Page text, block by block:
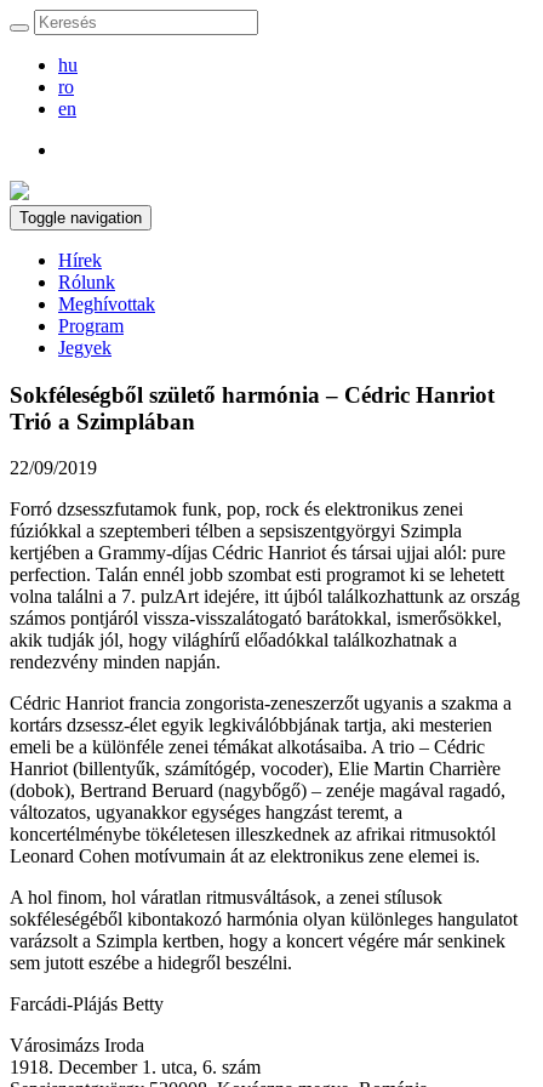
hu
ro
en
Toggle navigation
Hírek
Rólunk
Meghívottak
Program
Jegyek
Sokféleségből születő harmónia – Cédric Hanriot
Trió a Szimplában
22/09/2019
Forró dzsesszfutamok funk, pop, rock és elektronikus zenei
fúziókkal a szeptemberi télben a sepsiszentgyörgyi Szimpla
kertjében a Grammy-díjas Cédric Hanriot és társai ujjai alól: pure
perfection. Talán ennél jobb szombat esti programot ki se lehetett
volna találni a 7. pulzArt idejére, itt újból találkozhattunk az ország
számos pontjáról vissza-visszalátogató barátokkal, ismerősökkel,
akik tudják jól, hogy világhírű előadókkal találkozhatnak a
rendezvény minden napján.
Cédric Hanriot francia zongorista-zeneszerzőt ugyanis a szakma a
kortárs dzsessz-élet egyik legkiválóbbjának tartja, aki mesterien
emeli be a különféle zenei témákat alkotásaiba. A trio – Cédric
Hanriot (billentyűk, számítógép, vocoder), Elie Martin Charrière
(dobok), Bertrand Beruard (nagybőgő) – zenéje magával ragadó,
változatos, ugyanakkor egységes hangzást teremt, a
koncertélménybe tökéletesen illeszkednek az afrikai ritmusoktól
Leonard Cohen motívumain át az elektronikus zene elemei is.
A hol finom, hol váratlan ritmusváltások, a zenei stílusok
sokféleségéből kibontakozó harmónia olyan különleges hangulatot
varázsolt a Szimpla kertben, hogy a koncert végére már senkinek
sem jutott eszébe a hidegről beszélni.
Farcádi-Plájás Betty
Városimázs Iroda
1918. December 1. utca, 6. szám